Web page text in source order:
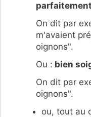
On dit par
m'avaient
oignons".
Ou : bien
On dit par
oignons".
ou, tout au